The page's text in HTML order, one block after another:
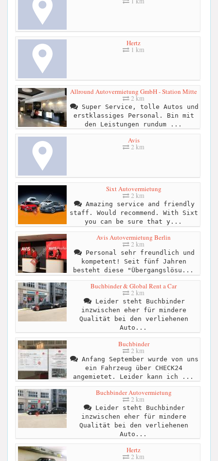
Hertz
1 km
Allround Autovermietung GmbH - Station Mitte
2 km
Super Service, tolle Autos und
erstklassiges Personal. Bin mit
den Leistungen rundum ...
Avis
2 km
Sixt Autovermietung
2 km
Amazing service and friendly
staff. Would recommend. With Sixt
you can be sure that y...
Avis Autovermietung Berlin
2 km
Personal sehr freundlich und
kompetent! Seit fünf Jahren
besteht diese "Übergangslösu...
Buchbinder & Global Rent a Car
2 km
Leider steht Buchbinder
inzwischen eher für mindere
Qualität bei den verliehenen
Auto...
Buchbinder
2 km
Anfang September wurde von uns
ein Fahrzeug über CHECK24
angemietet. Leider kann ich ...
Buchbinder Autovermietung
2 km
Leider steht Buchbinder
inzwischen eher für mindere
Qualität bei den verliehenen
Auto...
Hertz
2 km